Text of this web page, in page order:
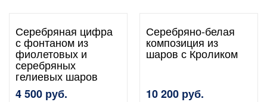
Серебряная цифра
с фонтаном из
фиолетовых и
серебряных
гелиевых шаров
4 500 руб.
Серебряно-белая
композиция из
шаров с Кроликом
10 200 руб.